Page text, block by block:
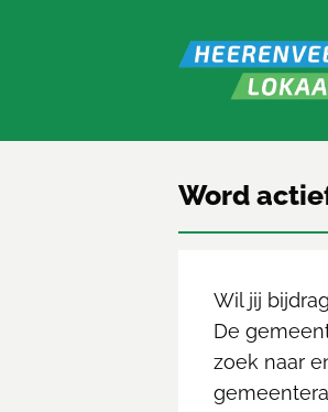
Word
Wil jij
De
zoek naar